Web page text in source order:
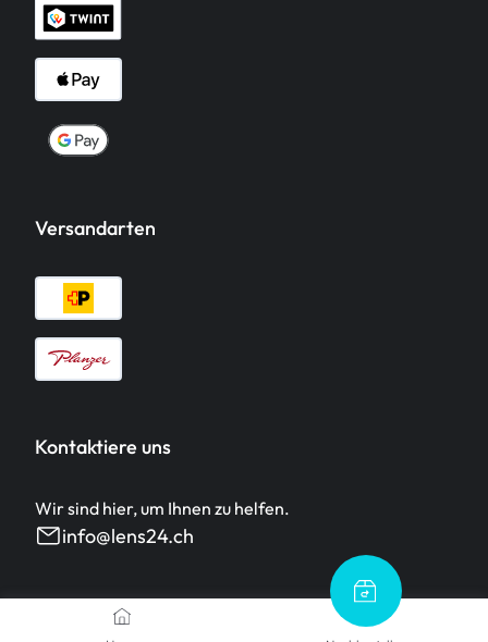
Versandarten
Kontaktiere uns
Wir sind hier, um Ihnen zu helfen.
info@lens24.ch